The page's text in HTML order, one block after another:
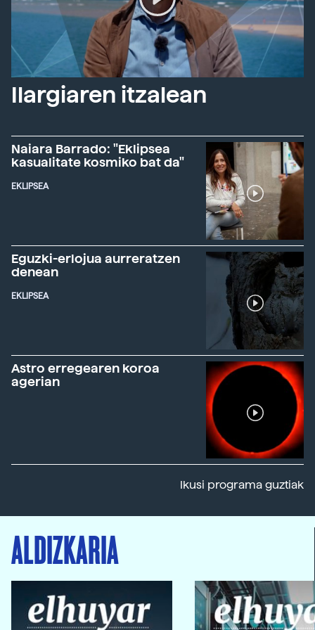
Ilargiaren itzalean
Naiara Barrado: "Eklipsea
kasualitate kosmiko bat da"
EKLIPSEA
Eguzki-erlojua aurreratzen
denean
EKLIPSEA
Astro erregearen koroa
agerian
Ikusi programa guztiak
ALDIZKARIA